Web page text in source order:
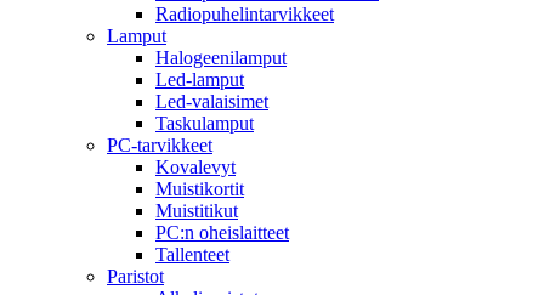
Radiopuhelintarvikkeet
Lamput
Halogeenilamput
Led-lamput
Led-valaisimet
Taskulamput
PC-tarvikkeet
Kovalevyt
Muistikortit
Muistitikut
PC:n oheislaitteet
Tallenteet
Paristot